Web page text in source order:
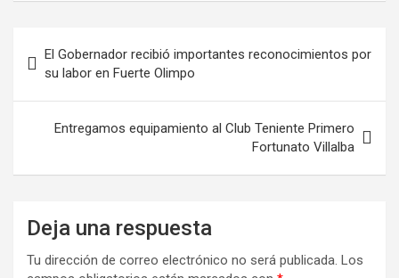
de
entradas
El Gobernador recibió importantes reconocimientos por
su labor en Fuerte Olimpo
Entregamos equipamiento al Club Teniente Primero
Fortunato Villalba
Deja una respuesta
Tu dirección de correo electrónico no será publicada. Los